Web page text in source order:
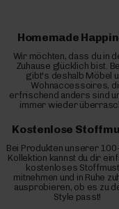
Homemade
Wir möchten, dass du in
Zuhause glücklich bist.
gibt's deshalb Möbel
Wohnaccessoires,
erfrischend anders sind
immer wieder
Kostenlose
Bei Produkten unserer
Kollektion kannst du dir
kostenloses
mitnehmen und in Ruhe
ausprobieren, ob es zu
Style passt!